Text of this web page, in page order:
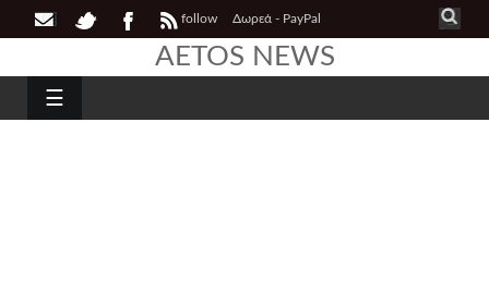
follow Δωρεά - PayPal
AETOS NEWS
☰